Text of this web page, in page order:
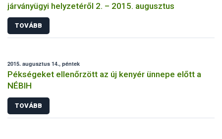
járványügyi helyzetéről 2. – 2015. augusztus
TOVÁBB
2015. augusztus 14., péntek
Pékségeket ellenőrzött az új kenyér ünnepe előtt a
NÉBIH
TOVÁBB